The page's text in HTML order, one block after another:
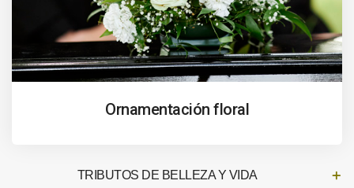
Ornamentación floral
TRIBUTOS DE BELLEZA Y VIDA